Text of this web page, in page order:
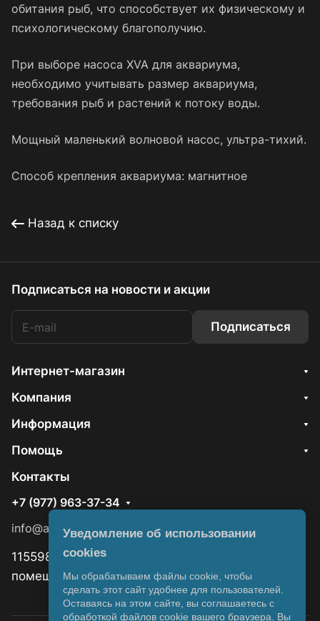
обитания рыб, что способствует их физическому и
психологическому благополучию.
При выборе насоса XVA для аквариума,
необходимо учитывать размер аквариума,
требования рыб и растений к потоку воды.
Мощный маленький волновой насос, ультра-тихий.
Способ крепления аквариума: магнитное
Назад к списку
Подписаться на новости и акции
Подписаться
Интернет-магазин
Компания
Информация
Помощь
Контакты
+7 (977) 963-37-34
info@aquawizard.ru
115598, Москва, ул. Ягодная, д 8, корп.1,
помещ.15/1
Уведомление об использовании
cookies
Мы обрабатываем файлы cookie, чтобы
сделать этот сайт удобнее для пользователей.
Оставаясь на этом сайте, вы соглашаетесь с
обработкой файлов cookie вашего браузера. Вы